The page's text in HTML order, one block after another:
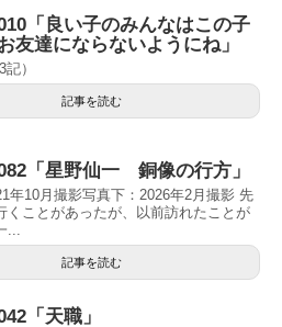
「良い子のみんなはこの子
友達にならないようにね」
）
記事を読む
「星野仙一 銅像の行方」
年10月撮影写真下：2026年2月撮影 先
くことがあったが、以前訪れたことが
記事を読む
「天職」